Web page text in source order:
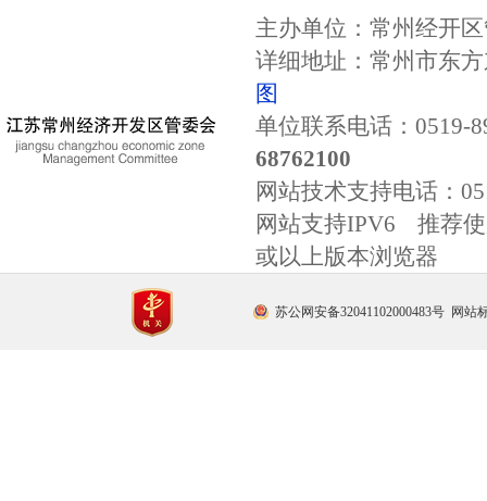
主办单位：常州经开
详细地址：常州市东
图
单位联系电话：0519-
68762100
网站技术支持电话：
网站支持IPV6 推荐使
或以上版本浏览器
苏公网安备32041102000483号 网站